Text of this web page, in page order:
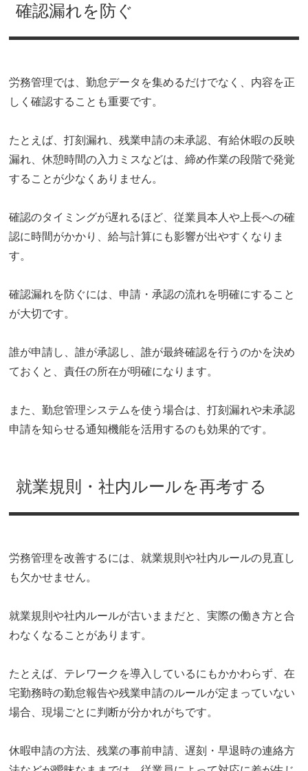
確認漏れを防ぐ
労務管理では、勤怠データを集めるだけでなく、内容を正
しく確認することも重要です。
たとえば、打刻漏れ、残業申請の未承認、有給休暇の反映
漏れ、休憩時間の入力ミスなどは、締め作業の段階で発覚
することが少なくありません。
確認のタイミングが遅れるほど、従業員本人や上長への確
認に時間がかかり、給与計算にも影響が出やすくなりま
す。
確認漏れを防ぐには、申請・承認の流れを明確にすること
が大切です。
誰が申請し、誰が承認し、誰が最終確認を行うのかを決め
ておくと、責任の所在が明確になります。
また、勤怠管理システムを使う場合は、打刻漏れや未承認
申請を知らせる通知機能を活用するのも効果的です。
就業規則・社内ルールを再考する
労務管理を改善するには、就業規則や社内ルールの見直し
も欠かせません。
就業規則や社内ルールが古いままだと、実際の働き方と合
わなくなることがあります。
たとえば、テレワークを導入しているにもかかわらず、在
宅勤務時の勤怠報告や残業申請のルールが定まっていない
場合、現場ごとに判断が分かれがちです。
休暇申請の方法、残業の事前申請、遅刻・早退時の連絡方